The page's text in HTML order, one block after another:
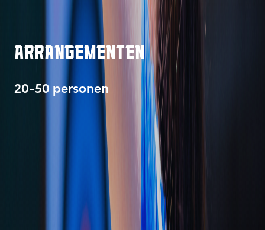
ARRANGEMENTEN
20-50 personen